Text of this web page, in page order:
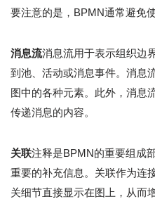
要注意的是，BPMN通常避免使
消息流消息流用于表示组织边
到池、活动或消息事件。消息
图中的各种元素。此外，消息
传递消息的内容。
关联注释是BPMN的重要组成
重要的补充信息。关联作为连
关细节直接显示在图上，从而